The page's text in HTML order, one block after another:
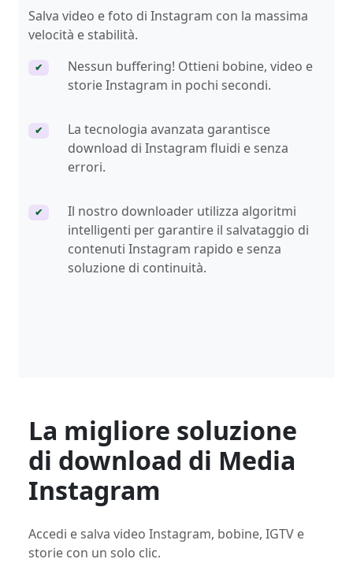
Salva video e foto di Instagram con la massima
velocità e stabilità.
✔
Nessun buffering! Ottieni bobine, video e
storie Instagram in pochi secondi.
✔
La tecnologia avanzata garantisce
download di Instagram fluidi e senza
errori.
✔
Il nostro downloader utilizza algoritmi
intelligenti per garantire il salvataggio di
contenuti Instagram rapido e senza
soluzione di continuità.
La migliore soluzione
di download di Media
Instagram
Accedi e salva video Instagram, bobine, IGTV e
storie con un solo clic.